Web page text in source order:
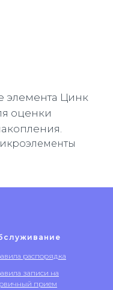
элемента Цинк
оценки
распорядка
записи на
прием